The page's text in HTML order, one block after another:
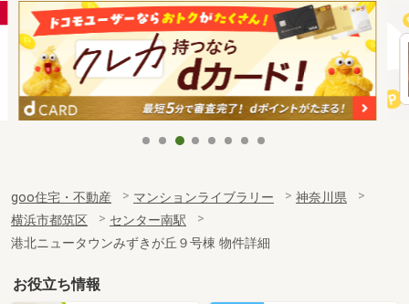
goo住宅・不動産 マンションライブラリー
神奈川県
横浜市都筑区
センター南駅
港北ニュータウンみずきが丘９号棟 物件詳細
お役立ち情報